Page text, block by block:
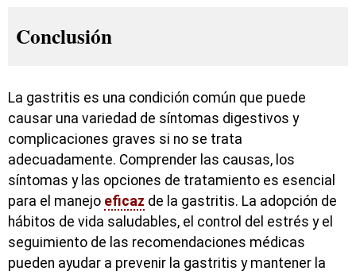
Conclusión
La gastritis es una condición común que puede
causar una variedad de síntomas digestivos y
complicaciones graves si no se trata
adecuadamente. Comprender las causas, los
síntomas y las opciones de tratamiento es esencial
para el manejo eficaz de la gastritis. La adopción de
hábitos de vida saludables, el control del estrés y el
seguimiento de las recomendaciones médicas
pueden ayudar a prevenir la gastritis y mantener la